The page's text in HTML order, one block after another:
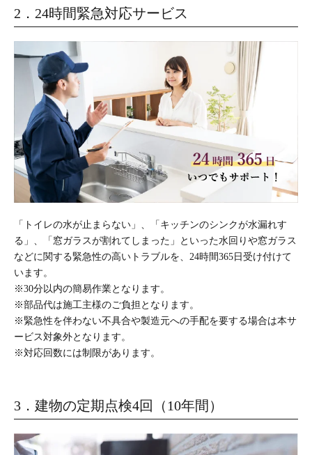
2．24時間緊急対応サービス
「トイレの水が止まらない」、「キッチンのシンクが水漏れす
る」、「窓ガラスが割れてしまった」といった水回りや窓ガラス
などに関する緊急性の高いトラブルを、24時間365日受け付けて
います。
※30分以内の簡易作業となります。
※部品代は施工主様のご負担となります。
※緊急性を伴わない不具合や製造元への手配を要する場合は本サ
ービス対象外となります。
※対応回数には制限があります。
3．建物の定期点検4回（10年間）